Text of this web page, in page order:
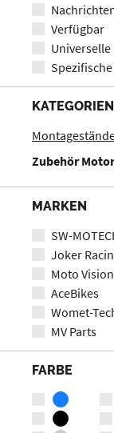
Verfügbar
KATEGORIEN
Zubehör
MARKEN
SW-
Joker
Moto Vision
AceBikes
Womet-
MV Parts
FARBE